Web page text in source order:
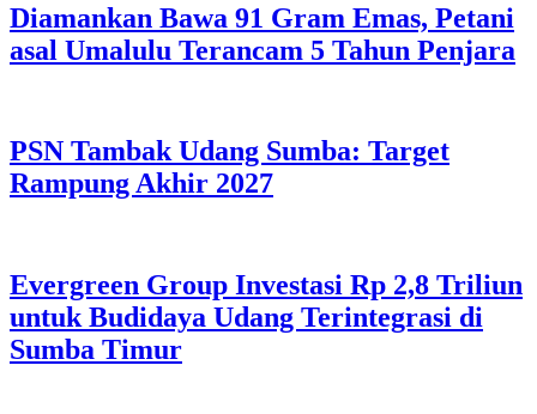
Diamankan Bawa 91 Gram Emas, Petani
asal Umalulu Terancam 5 Tahun Penjara
PSN Tambak Udang Sumba: Target
Rampung Akhir 2027
Evergreen Group Investasi Rp 2,8 Triliun
untuk Budidaya Udang Terintegrasi di
Sumba Timur